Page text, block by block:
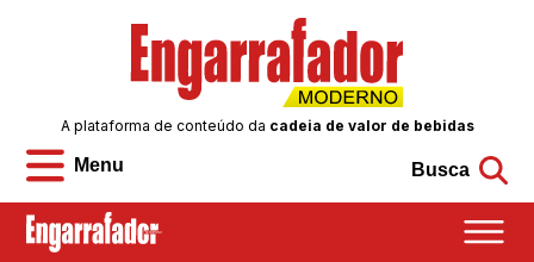
Menu
A plataforma de conteúdo da cadeia de valor de bebidas
Busca